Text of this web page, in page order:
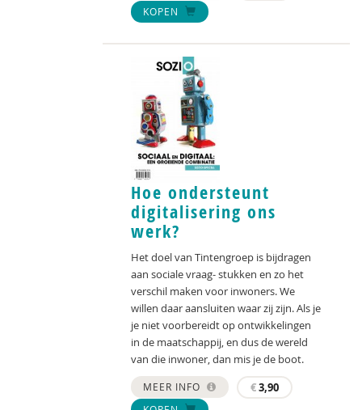
KOPEN
Hoe ondersteunt
digitalisering ons
werk?
Het doel van Tintengroep is bijdragen
aan sociale vraag- stukken en zo het
verschil maken voor inwoners. We
willen daar aansluiten waar zij zijn. Als je
je niet voorbereidt op ontwikkelingen
in de maatschappij, en dus de wereld
van die inwoner, dan mis je de boot.
MEER INFO €3,90